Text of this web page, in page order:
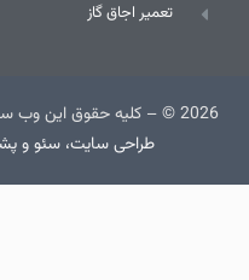
تعمیر اجاق گاز
2026 © – کلیه حقوق این وب سایت متعلق به
طراحی سایت، سئو و